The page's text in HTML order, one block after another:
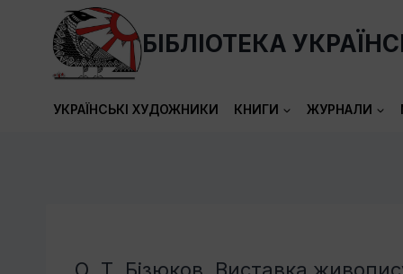
БІБЛІОТЕКА
УКРАЇНСЬКІ ХУДОЖНИКИ КНИГИ ЖУРНАЛИ
О. Т. Бізюков. Виставка